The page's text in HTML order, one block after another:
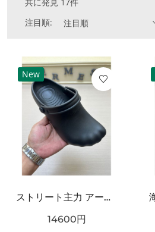
注目順:
注目順
New
ストリート主力 アートフォルム ワンタッチ着脱 耐久ソール BALENCIAGA バーバリー コピー クロッグシューズ リラックスモード
14600円